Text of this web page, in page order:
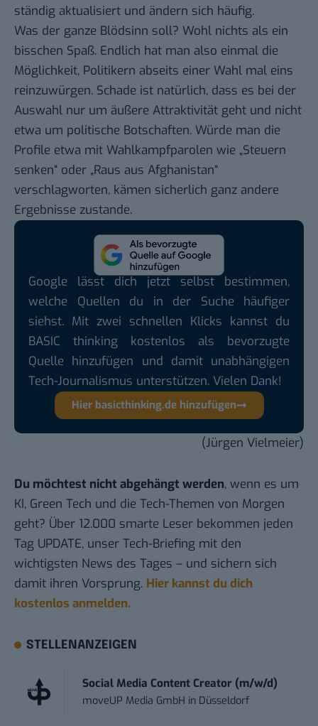
ständig aktualisiert und ändern sich häufig.
Was der ganze Blödsinn soll? Wohl nichts als ein
bisschen Spaß. Endlich hat man also einmal die
Möglichkeit, Politikern abseits einer Wahl mal eins
reinzuwürgen. Schade ist natürlich, dass es bei der
Auswahl nur um äußere Attraktivität geht und nicht
etwa um politische Botschaften. Würde man die
Profile etwa mit Wahlkampfparolen wie „Steuern
senken“ oder „Raus aus Afghanistan“
verschlagworten, kämen sicherlich ganz andere
Ergebnisse zustande.
Google lässt dich jetzt selbst bestimmen,
welche Quellen du in der Suche häufiger
siehst. Mit zwei schnellen Klicks kannst du
BASIC thinking kostenlos als bevorzugte
Quelle hinzufügen und damit unabhängigen
Tech-Journalismus unterstützen. Vielen Dank!
Hier basicthinking.de hinzufügen
(Jürgen Vielmeier)
Du möchtest nicht abgehängt werden, wenn es um
KI, Green Tech und die Tech-Themen von Morgen
geht? Über 12.000 smarte Leser bekommen jeden
Tag UPDATE, unser Tech-Briefing mit den
wichtigsten News des Tages – und sichern sich
damit ihren Vorsprung. Hier kannst du dich
kostenlos anmelden.
STELLENANZEIGEN
Social Media Content Creator (m/w/d)
moveUP Media GmbH in Düsseldorf